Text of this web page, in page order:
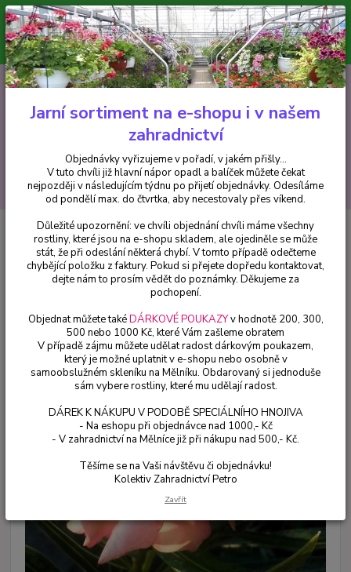
Minimální hodnota pro odeslání z e-shopu je 300 Kč.
V tuto chvíli již hlavní nápor objednávek opadl a balíček můžete čekat
nejpozději v následujícím týdnu po přijetí objednávky. Objednávky
vyřizujeme v pořadí, v jakém přišly...
CZK
Hledat
+420 602 223 614 0ks
za0 Kč
Balkónové rostliny Oleandr oranžový (Nerium)- plnokvětý - 1 ks
Oleandr oranžový (Nerium)-
plnokvětý - 1 ks
Jarní sortiment na e-shopu i v našem
zahradnictví
Objednávky vyřizujeme v pořadí, v jakém přišly...
V tuto chvíli již hlavní nápor opadl a balíček můžete čekat
nejpozději v následujícím týdnu po přijetí objednávky. Odesíláme
od pondělí max. do čtvrtka, aby necestovaly přes víkend.
Důležité upozornění: ve chvíli objednání chvíli máme všechny
rostliny, které jsou na e-shopu skladem, ale ojediněle se může
stát, že při odeslání některá chybí. V tomto případě odečteme
chybějící položku z faktury. Pokud si přejete dopředu kontaktovat,
dejte nám to prosím vědět do poznámky. Děkujeme za
pochopení.
Objednat můžete takéDÁRKOVÉ POUKAZYv hodnotě 200, 300,
500 nebo 1000 Kč, které Vám zašleme obratem
V případě zájmu můžete udělat radost dárkovým poukazem,
který je možné uplatnit v e-shopu nebo osobně v
samoobslužném skleníku na Mělníku. Obdarovaný si jednoduše
sám vybere rostliny, které mu udělají radost.
DÁREK K NÁKUPU V PODOBĚ SPECIÁLNÍHO HNOJIVA
- Na eshopu při objednávce nad 1000,- Kč
- V zahradnictví na Mělníce již při nákupu nad 500,- Kč.
Těšíme se na Vaši návštěvu či objednávku!
Kolektiv Zahradnictví Petro
Zavřít